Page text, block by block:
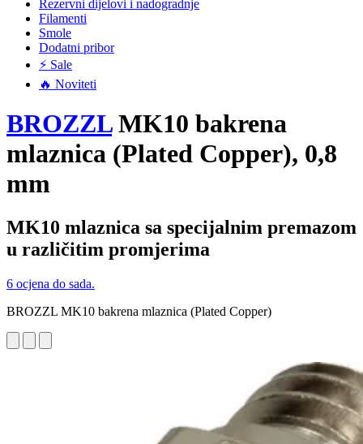
Rezervni dijelovi i nadogradnje
Filamenti
Smole
Dodatni pribor
⚡ Sale
🔥 Noviteti
BROZZLMK10 bakrena
mlaznica (Plated Copper), 0,8
mm
MK10 mlaznica sa specijalnim premazom
u različitim promjerima
6 ocjena do sada.
BROZZL MK10 bakrena mlaznica (Plated Copper)